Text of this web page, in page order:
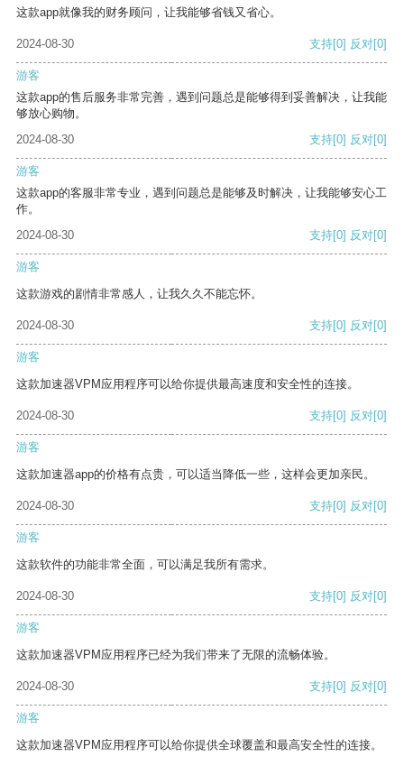
这款app就像我的财务顾问，让我能够省钱又省心。
2024-08-30 支持[0] 反对[0]
游客
这款app的售后服务非常完善，遇到问题总是能够得到妥善解决，让我能
够放心购物。
2024-08-30
支持[0] 反对[0]
游客
这款app的客服非常专业，遇到问题总是能够及时解决，让我能够安心工
作。
2024-08-30
支持[0] 反对[0]
游客
这款游戏的剧情非常感人，让我久久不能忘怀。
2024-08-30 支持[0] 反对[0]
游客
这款加速器VPM应用程序可以给你提供最高速度和安全性的连接。
2024-08-30 支持[0] 反对[0]
游客
这款加速器app的价格有点贵，可以适当降低一些，这样会更加亲民。
2024-08-30 支持[0] 反对[0]
游客
这款软件的功能非常全面，可以满足我所有需求。
2024-08-30 支持[0] 反对[0]
游客
这款加速器VPM应用程序已经为我们带来了无限的流畅体验。
2024-08-30 支持[0] 反对[0]
游客
这款加速器VPM应用程序可以给你提供全球覆盖和最高安全性的连接。